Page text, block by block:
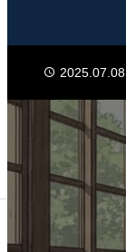
2025.07.08
2025.07.05
2025.07.04
2024.01.23
2025.07.08
2025.07.05